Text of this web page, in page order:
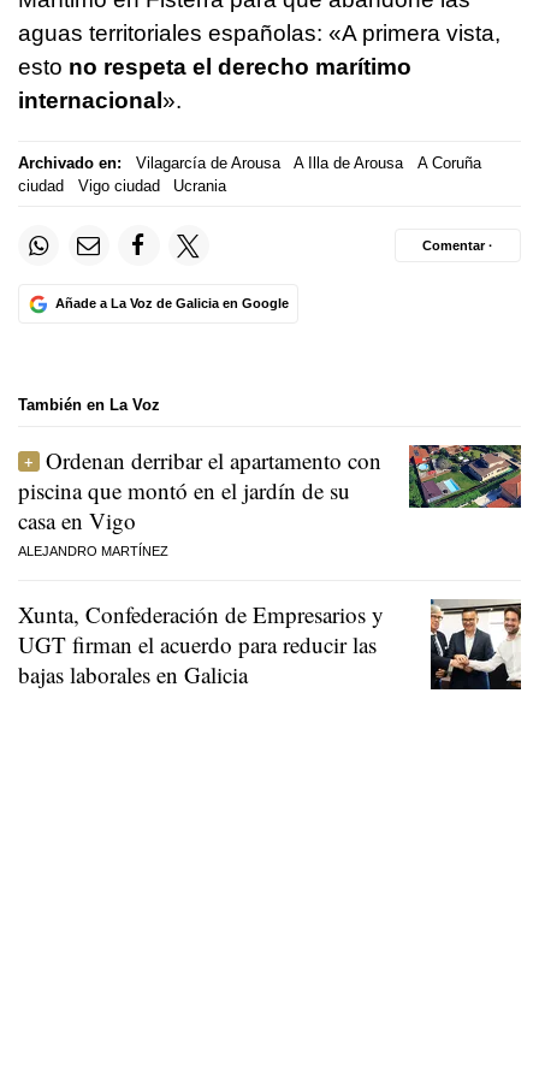
aguas territoriales españolas: «A primera vista,
esto no respeta el derecho marítimo
internacional ».
Archivado en: Vilagarcía de Arousa A Illa de Arousa
A Coruña
ciudad
Vigo ciudad Ucrania
Añade a La Voz de Galicia en Google
Comentar ·
También en La Voz
Ordenan derribar el apartamento con
piscina que montó en el jardín de su
casa en Vigo
ALEJANDRO MARTÍNEZ
Xunta, Confederación de Empresarios y
UGT firman el acuerdo para reducir las
bajas laborales en Galicia